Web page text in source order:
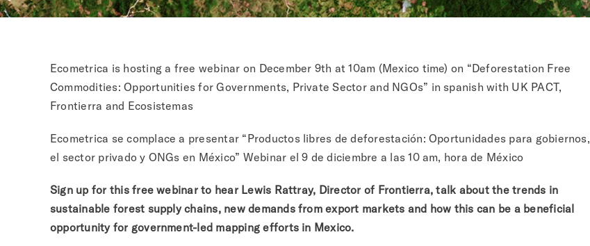
Ecometrica is hosting a free webinar on December 9th at 10am (Mexico time) on “Deforestation Free
Commodities: Opportunities for Governments, Private Sector and NGOs” in spanish with UK PACT,
Frontierra and Ecosistemas
Ecometrica se complace a presentar “Productos libres de deforestación: Oportunidades para gobiernos,
el sector privado y ONGs en México” Webinar el 9 de diciembre a las 10 am, hora de México
Sign up for this free webinar to hear Lewis Rattray, Director of Frontierra, talk about the trends in
sustainable forest supply chains, new demands from export markets and how this can be a beneficial
opportunity for government-led mapping efforts in Mexico.